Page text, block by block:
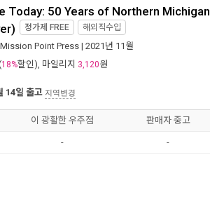
Today: 50 Years of Northern Michigan
정가제 FREE 해외직수입
Mission Point Press | 2021년 11월
18%할인), 마일리지 3,120원
14일 출고 지역변경
이 광활한 우주점 판매자 중고
- -